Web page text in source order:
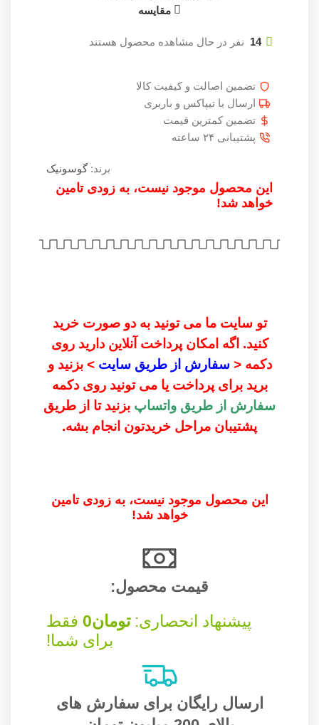
مقایسه
14 نفر در حال مشاهده محصول هستند
تضمین اصالت و کیفیت کالا
ارسال با تیپاکس و باربری
تضمین کمترین قیمت
پشتیبانی ۲۴ ساعته
برند:گوسونیک
این محصول موجود نیست، به زودی تامین
خواهد شد!
تو سایت ما می تونید به دو صورت خرید
کنید. اگه امکان پرداخت آنلاین دارید روی
دکمه <سفارش از طریق سایت> بزنید و
برید برای پرداخت یا می تونید روی دکمه
سفارش از طریق واتساپ بزنید تا از طریق
پشتیبان مراحل خریدتون انجام بشه.
این محصول موجود نیست، به زودی تامین
خواهد شد!
قیمت محصول:​
پیشنهاد انحصاری:تومان0 فقط
برای شما!
ارسال رایگان برای سفارش های